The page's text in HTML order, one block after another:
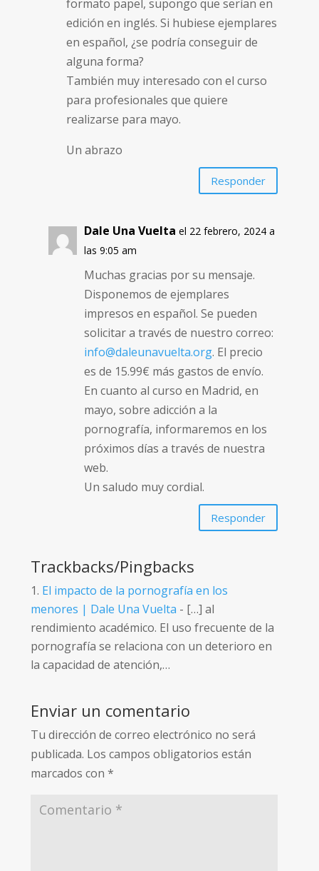
formato papel, supongo que serían en
edición en inglés. Si hubiese ejemplares
en español, ¿se podría conseguir de
alguna forma?
También muy interesado con el curso
para profesionales que quiere
realizarse para mayo.
Un abrazo
Responder
Dale Una Vuelta el 22 febrero, 2024 a
las 9:05 am
Muchas gracias por su mensaje.
Disponemos de ejemplares
impresos en español. Se pueden
solicitar a través de nuestro correo:
info@daleunavuelta.org. El precio
es de 15.99€ más gastos de envío.
En cuanto al curso en Madrid, en
mayo, sobre adicción a la
pornografía, informaremos en los
próximos días a través de nuestra
web.
Un saludo muy cordial.
Responder
Trackbacks/Pingbacks
El impacto de la pornografía en los
menores | Dale Una Vuelta - […] al
rendimiento académico. El uso frecuente de la
pornografía se relaciona con un deterioro en
la capacidad de atención,…
Enviar un comentario
Tu dirección de correo electrónico no será
publicada. Los campos obligatorios están
marcados con*